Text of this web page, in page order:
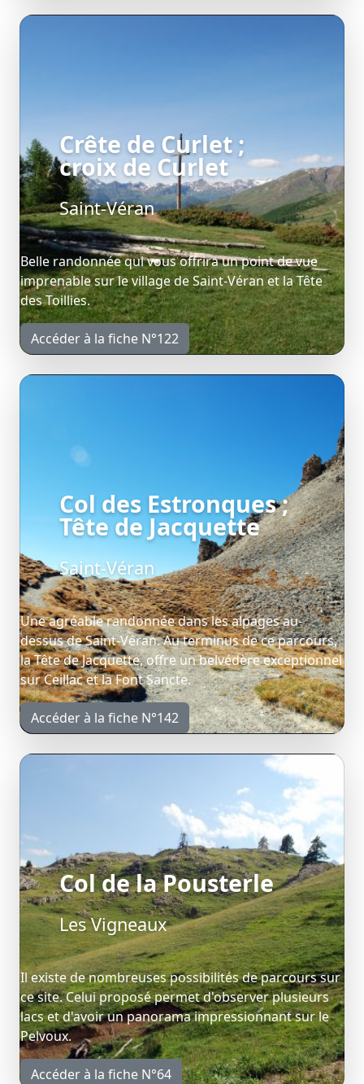
Crête de Curlet ;
croix de Curlet
Saint-Véran
Belle randonnée qui vous offrira un point de vue
imprenable sur le village de Saint-Véran et la Tête
des Toillies.
Accéder à la fiche N°122
Col des Estronques ;
Tête de Jacquette
Saint-Véran
Une agréable randonnée dans les alpages au-
dessus de Saint-Véran. Au terminus de ce parcours,
la Tête de Jacquette, offre un belvédère exceptionnel
sur Ceillac et la Font Sancte.
Accéder à la fiche N°142
Col de la Pousterle
Les Vigneaux
Il existe de nombreuses possibilités de parcours sur
ce site. Celui proposé permet d'observer plusieurs
lacs et d'avoir un panorama impressionnant sur le
Pelvoux.
Accéder à la fiche N°64